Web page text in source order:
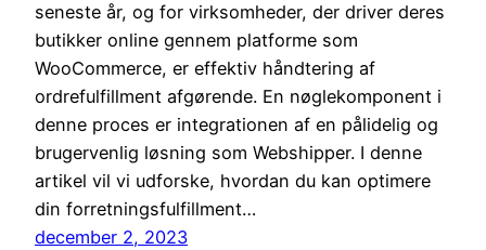
seneste år, og for virksomheder, der driver deres
butikker online gennem platforme som
WooCommerce, er effektiv håndtering af
ordrefulfillment afgørende. En nøglekomponent i
denne proces er integrationen af en pålidelig og
brugervenlig løsning som Webshipper. I denne
artikel vil vi udforske, hvordan du kan optimere
din forretningsfulfillment…
december 2, 2023